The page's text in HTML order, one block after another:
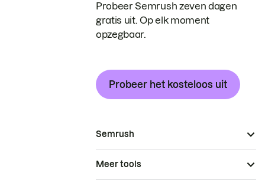
Probeer Semrush zeven dagen
gratis uit. Op elk moment
opzegbaar.
Probeer het kosteloos uit
Semrush
Meer tools